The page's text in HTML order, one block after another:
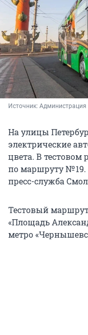
Источник: Администрация
На улицы
электрические
цвета. В тестовом
по маршруту № 19.
пресс-служба
Тестовый
«Площадь
метро